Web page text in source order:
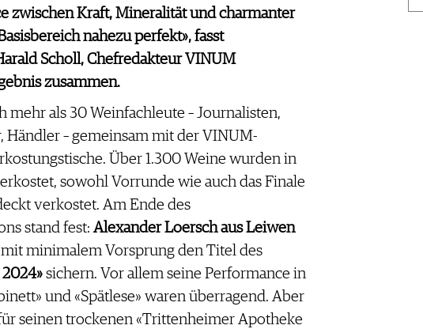
zwischen Kraft, Mineralität und charmanter
nahezu perfekt», fasst
Scholl, Chefredakteur VINUM
zusammen.
mehr als 30 Weinfachleute – Journalisten,
Händler – gemeinsam mit der VINUM-
Über 1.300 Weine wurden in
sowohl Vorrunde wie auch das Finale
verkostet. Am Ende des
stand fest: Alexander Loersch aus Leiwen
minimalem Vorsprung den Titel des
sichern. Vor allem seine Performance in
und «Spätlese» waren überragend. Aber
seinen trockenen «Trittenheimer Apotheke